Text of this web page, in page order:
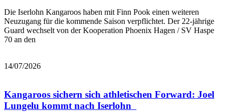
Die Iserlohn Kangaroos haben mit Finn Pook einen weiteren
Neuzugang für die kommende Saison verpflichtet. Der 22-jährige
Guard wechselt von der Kooperation Phoenix Hagen / SV Haspe
70 an den
14/07/2026
Kangaroos sichern sich athletischen Forward: Joel
Lungelu kommt nach Iserlohn